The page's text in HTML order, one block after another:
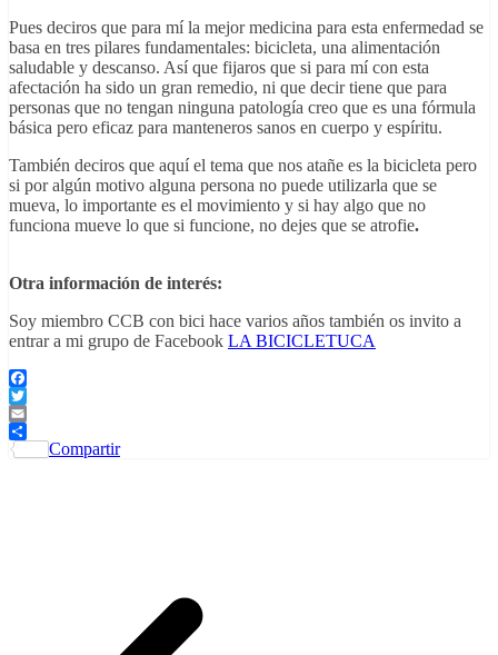
Pues deciros que para mí la mejor medicina para esta enfermedad se
basa en tres pilares fundamentales: bicicleta, una alimentación
saludable y descanso. Así que fijaros que si para mí con esta
afectación ha sido un gran remedio, ni que decir tiene que para
personas que no tengan ninguna patología creo que es una fórmula
básica pero eficaz para manteneros sanos en cuerpo y espíritu.
También deciros que aquí el tema que nos atañe es la bicicleta pero
si por algún motivo alguna persona no puede utilizarla que se
mueva, lo importante es el movimiento y si hay algo que no
funciona mueve lo que si funcione, no dejes que se atrofie.
Otra información de interés:
Soy miembro CCB con bici hace varios años también os invito a
entrar a mi grupo de Facebook LA BICICLETUCA
Facebook
Twitter
Email
Compartir